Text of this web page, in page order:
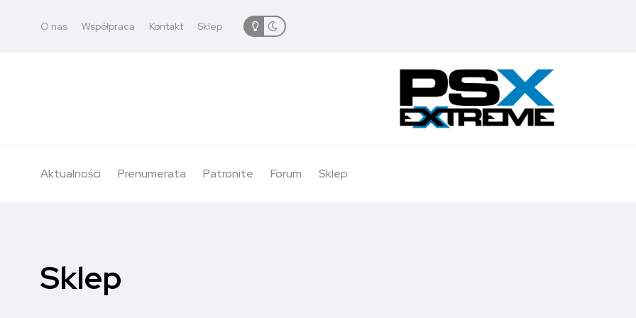
O nas Współpraca Kontakt Sklep
Aktualności Prenumerata Patronite Forum Sklep
Sklep